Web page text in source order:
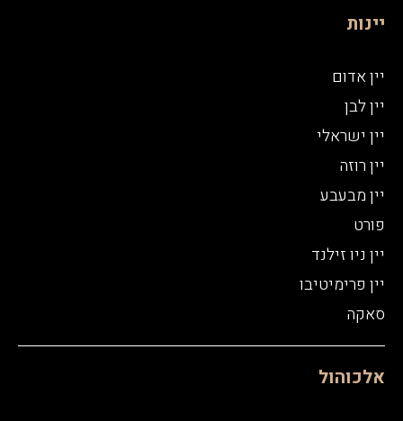
יינות
יין אדום
יין לבן
יין ישראלי
יין רוזה
יין מבעבע
פורט
יין ניו זילנד
יין פרימיטיבו
סאקה
אלכוהול